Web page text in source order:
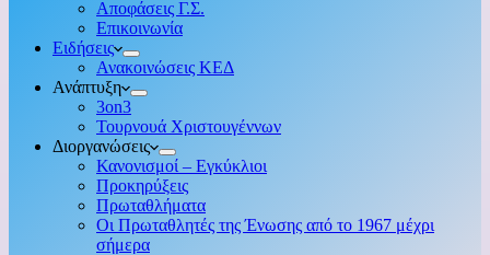
Αποφάσεις Γ.Σ.
Επικοινωνία
Ειδήσεις
Ανακοινώσεις ΚΕΔ
Ανάπτυξη
3on3
Τουρνουά Χριστουγέννων
Διοργανώσεις
Κανονισμοί – Εγκύκλιοι
Προκηρύξεις
Πρωταθλήματα
Οι Πρωταθλητές της Ένωσης από το 1967 μέχρι
σήμερα